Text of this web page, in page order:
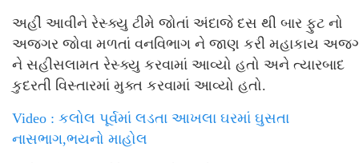
અહીં આવીને રેસ્ક્યુ ટીમે જોતાં અંદાજે દસ થી બાર ફુટ નો
અજગર જોવા મળતાં વનવિભાગ ને જાણ કરી મહાકાય
ને સહીસલામત રેસ્ક્યુ કરવામાં આવ્યો હતો અને ત્યારબાદ
કુદરતી વિસ્તારમાં મુક્ત કરવામાં આવ્યો હતો.
Video : કલોલ પૂર્વમાં લડતા આખલા ઘરમાં ઘુસતા
નાસભાગ,ભયનો માહોલ